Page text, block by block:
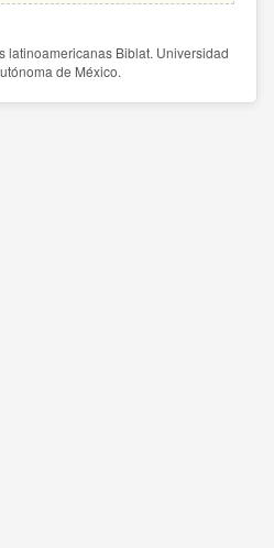
latinoamericanas Biblat. Universidad
de México.